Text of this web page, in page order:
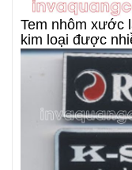
Tem nhôm xước
kim loại được